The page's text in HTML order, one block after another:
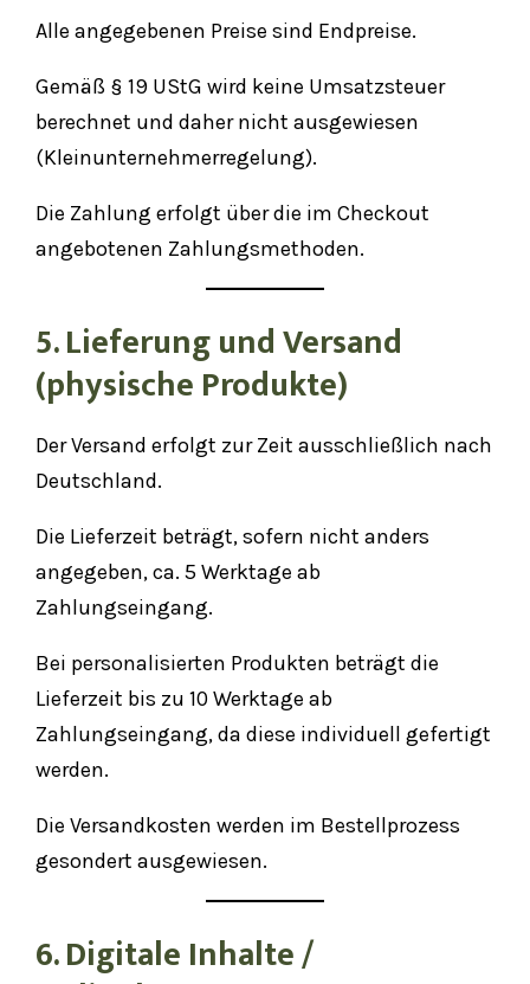
Alle angegebenen Preise sind Endpreise.
Gemäß § 19 UStG wird keine Umsatzsteuer
berechnet und daher nicht ausgewiesen
(Kleinunternehmerregelung).
Die Zahlung erfolgt über die im Checkout
angebotenen Zahlungsmethoden.
5. Lieferung und Versand
(physische Produkte)
Der Versand erfolgt zur Zeit ausschließlich nach
Deutschland.
Die Lieferzeit beträgt, sofern nicht anders
angegeben, ca. 5 Werktage ab
Zahlungseingang.
Bei personalisierten Produkten beträgt die
Lieferzeit bis zu 10 Werktage ab
Zahlungseingang, da diese individuell gefertigt
werden.
Die Versandkosten werden im Bestellprozess
gesondert ausgewiesen.
6. Digitale Inhalte /